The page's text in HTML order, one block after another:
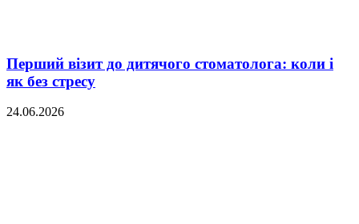
Перший візит до дитячого стоматолога: коли і
як без стресу
24.06.2026